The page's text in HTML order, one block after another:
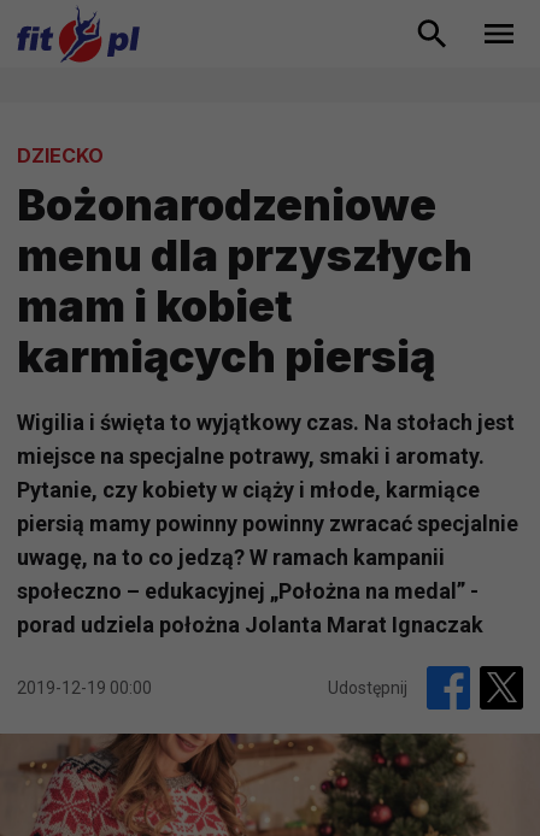
DZIECKO
Bożonarodzeniowe
menu dla przyszłych
mam i kobiet
karmiących piersią
Wigilia i święta to wyjątkowy czas. Na stołach jest
miejsce na specjalne potrawy, smaki i aromaty.
Pytanie, czy kobiety w ciąży i młode, karmiące
piersią mamy powinny powinny zwracać specjalnie
uwagę, na to co jedzą? W ramach kampanii
społeczno – edukacyjnej „Położna na medal” -
porad udziela położna Jolanta Marat Ignaczak
2019-12-19 00:00 Udostępnij